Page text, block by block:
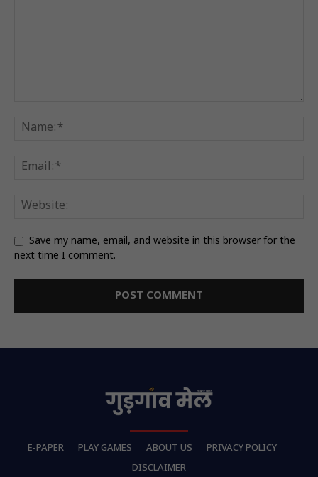
Save my name, email, and website in this browser for the
next time I comment.
E-PAPER PLAY GAMES ABOUT US
PRIVACY POLICY
DISCLAIMER